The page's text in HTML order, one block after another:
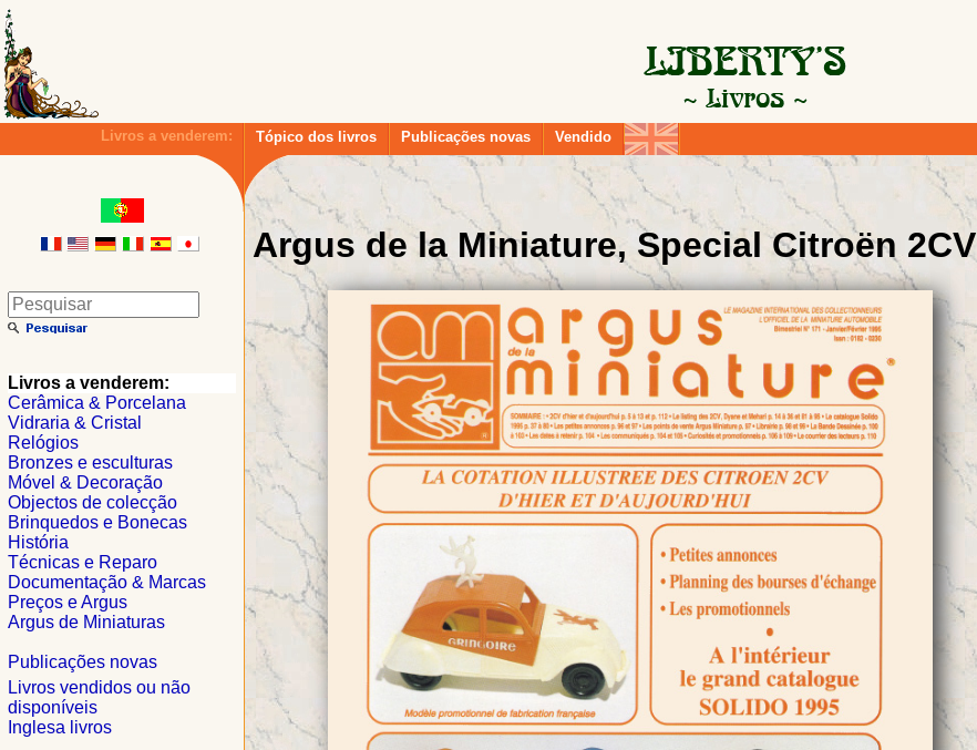
Livros a venderem: Tópico dos livros Publicações novas Vendido
Argus de la Miniature, Special Citroën 2CV
Livros a venderem:
Cerâmica & Porcelana
Vidraria & Cristal
Relógios
Bronzes e esculturas
Móvel & Decoração
Objectos de colecção
Brinquedos e Bonecas
História
Técnicas e Reparo
Documentação & Marcas
Preços e Argus
Argus de Miniaturas
Publicações novas
Livros vendidos ou não
disponíveis
Inglesa livros